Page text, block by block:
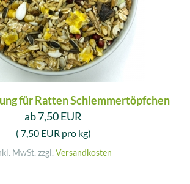
für Ratten Schlemmertöpfchen
ab 7,50 EUR
( 7,50 EUR pro kg)
MwSt. zzgl. Versandkosten